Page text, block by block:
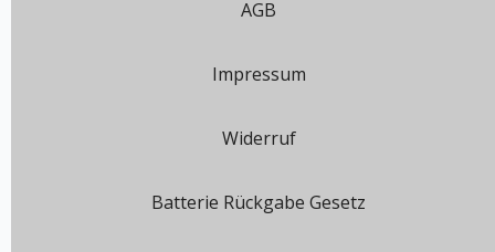
AGB
Impressum
Widerruf
Batterie Rückgabe Gesetz